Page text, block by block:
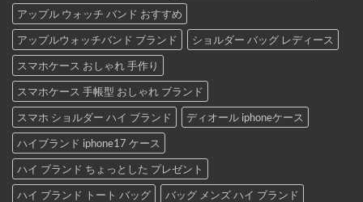
アップル ウォッチ バンド おすすめ
アップルウォッチバンド ブランド
ショルダー バッグ レディース
スマホケース おしゃれ 手作り
スマホケース 手帳型 おしゃれ ブランド
スマホ ショルダー ハイ ブランド
ディオール iphoneケース
ハイブランド iphone17 ケース
ハイ ブランド ちょっとした プレゼント
ハイ ブランド トート バッグ
バッグ メンズ ハイ ブランド